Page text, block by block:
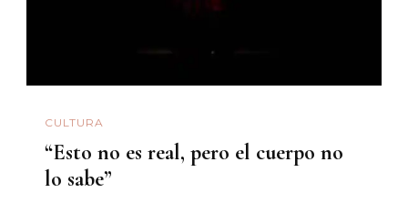
CULTURA
“Esto no es real, pero el cuerpo no
lo sabe”